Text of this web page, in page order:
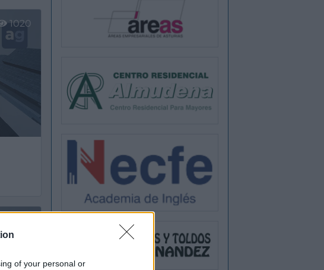
of your personal or
1020